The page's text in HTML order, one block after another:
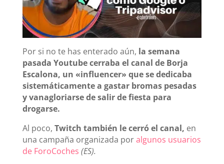
Por si no te has enterado aún, la semana
pasada Youtube cerraba el canal de Borja
Escalona, un «influencer» que se dedicaba
sistemáticamente a gastar bromas pesadas
y vanagloriarse de salir de fiesta para
drogarse.
Al poco, Twitch también le cerró el canal, en
una campaña organizada poralgunos usuarios
de ForoCoches (ES).